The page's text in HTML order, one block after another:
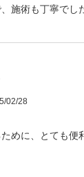
施術も丁寧でし
02/28
めに、とても便